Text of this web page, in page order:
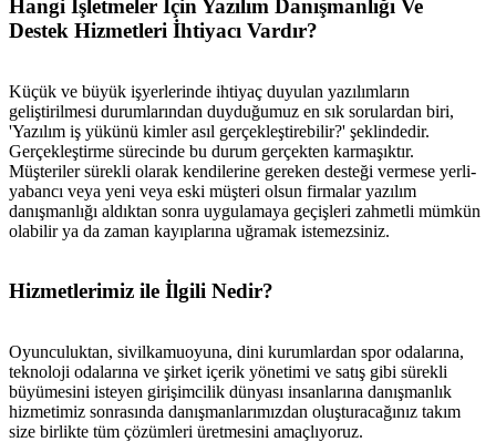
Hangi İşletmeler İçin Yazılım Danışmanlığı Ve
Destek Hizmetleri İhtiyacı Vardır?
Küçük ve büyük işyerlerinde ihtiyaç duyulan yazılımların
geliştirilmesi durumlarından duyduğumuz en sık sorulardan biri,
'Yazılım iş yükünü kimler asıl gerçekleştirebilir?' şeklindedir.
Gerçekleştirme sürecinde bu durum gerçekten karmaşıktır.
Müşteriler sürekli olarak kendilerine gereken desteği vermese yerli-
yabancı veya yeni veya eski müşteri olsun firmalar yazılım
danışmanlığı aldıktan sonra uygulamaya geçişleri zahmetli mümkün
olabilir ya da zaman kayıplarına uğramak istemezsiniz.
Hizmetlerimiz ile İlgili Nedir?
Oyunculuktan, sivilkamuoyuna, dini kurumlardan spor odalarına,
teknoloji odalarına ve şirket içerik yönetimi ve satış gibi sürekli
büyümesini isteyen girişimcilik dünyası insanlarına danışmanlık
hizmetimiz sonrasında danışmanlarımızdan oluşturacağınız takım
size birlikte tüm çözümleri üretmesini amaçlıyoruz.